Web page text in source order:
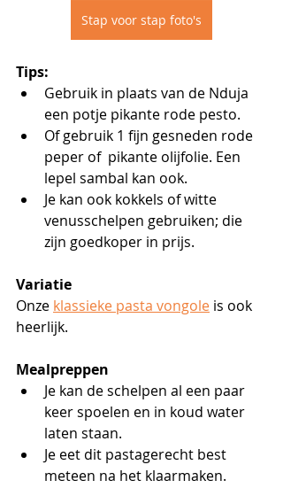
Stap voor stap foto's
Tips:
Gebruik in plaats van de Nduja
een potje pikante rode pesto.
Of gebruik 1 fijn gesneden rode
peper of  pikante olijfolie. Een
lepel sambal kan ook.
Je kan ook kokkels of witte
venusschelpen gebruiken; die
zijn goedkoper in prijs.
Variatie
Onze klassieke pasta vongole is ook
heerlijk.
Mealpreppen
Je kan de schelpen al een paar
keer spoelen en in koud water
laten staan.
Je eet dit pastagerecht best
meteen na het klaarmaken.